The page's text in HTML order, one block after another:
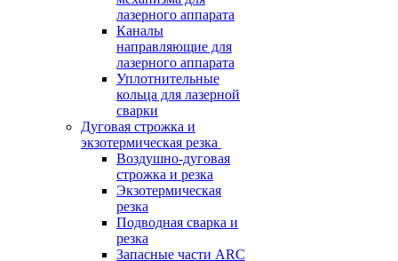
лазерного аппарата
Каналы
направляющие для
лазерного аппарата
Уплотнительные
кольца для лазерной
сварки
Дуговая строжка и
экзотермическая резка
Воздушно-дуговая
строжка и резка
Экзотермическая
резка
Подводная сварка и
резка
Запасные части ARC